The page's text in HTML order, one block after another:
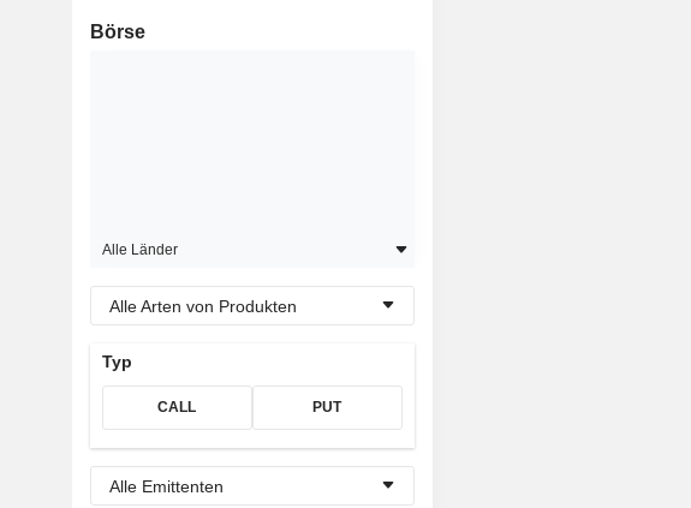
Börse
Alle Länder
Alle Arten von Produkten
Typ
CALL PUT
Alle Emittenten